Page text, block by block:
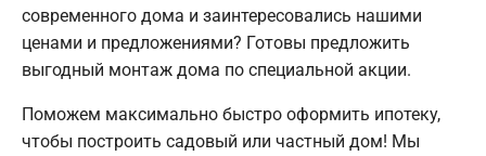
современного дома и заинтересовались нашими
ценами и предложениями? Готовы предложить
выгодный монтаж дома по специальной акции.
Поможем максимально быстро оформить ипотеку,
чтобы построить садовый или частный дом! Мы